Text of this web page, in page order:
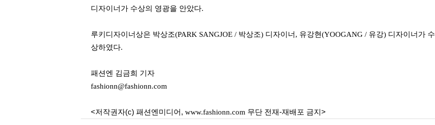
디자이너가 수상의 영광을 안았다.
루키디자이너상은 박상조(PARK SANGJOE / 박상조) 디자이너, 유강현(YOOGANG / 유강) 디자이너가 수
상하였다.
패션엔 김금희 기자
fashionn@fashionn.com
<저작권자(c) 패션엔미디어, www.fashionn.com 무단 전재-재배포 금지>